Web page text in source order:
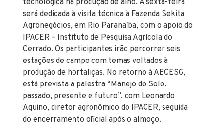
tecnológica na produção de alho. A sexta-feira
será dedicada à visita técnica à Fazenda Sekita
Agronegócios, em Rio Paranaíba, com o apoio do
IPACER – Instituto de Pesquisa Agrícola do
Cerrado. Os participantes irão percorrer seis
estações de campo com temas voltados à
produção de hortaliças. No retorno à ABCESG,
está prevista a palestra “Manejo do Solo:
passado, presente e futuro”, com Leonardo
Aquino, diretor agronômico do IPACER, seguida
do encerramento oficial após o almoço.